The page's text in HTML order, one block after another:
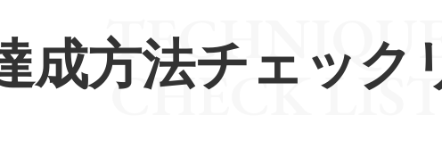
成方法チェック
CHECK